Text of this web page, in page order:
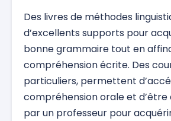
Des livres de méthodes
d’excellents supports pour
bonne grammaire tout en
compréhension écrite. Des
particuliers, permettent
compréhension orale et
par un professeur pour